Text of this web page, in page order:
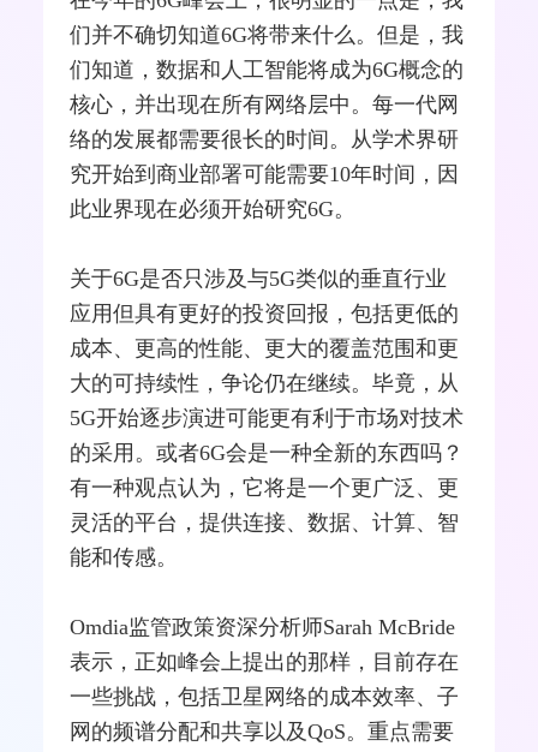
们并不确切知道6G将带来什么。但是，我
们知道，数据和人工智能将成为6G概念的
核心，并出现在所有网络层中。每一代网
络的发展都需要很长的时间。从学术界研
究开始到商业部署可能需要10年时间，因
此业界现在必须开始研究6G。
关于6G是否只涉及与5G类似的垂直行业
应用但具有更好的投资回报，包括更低的
成本、更高的性能、更大的覆盖范围和更
大的可持续性，争论仍在继续。毕竟，从
5G开始逐步演进可能更有利于市场对技术
的采用。或者6G会是一种全新的东西吗？
有一种观点认为，它将是一个更广泛、更
灵活的平台，提供连接、数据、计算、智
能和传感。
Omdia监管政策资深分析师Sarah McBride
表示，正如峰会上提出的那样，目前存在
一些挑战，包括卫星网络的成本效率、子
网的频谱分配和共享以及QoS。重点需要